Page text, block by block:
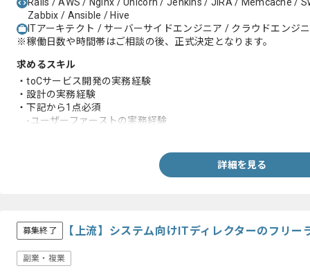
Zabbix / Ansible / Hive
ITアーキテクト / サーバーサイドエンジニア / クラウドエンジ
※稼働日数や時間帯はご相談の後、正式決定となります。
求めるスキル
・toCサービス開発の実務経験
・設計の実務経験
・下記から1点必須
-ユーザーファーストの実務経験
-コードベース改善の実務経験
-課題解決や業務改善および効率化の実務経験
-動画サービス開発の実務経験
詳細を見る
募集終了 【上流】システム向けITディレクターのフリー
副業・複業